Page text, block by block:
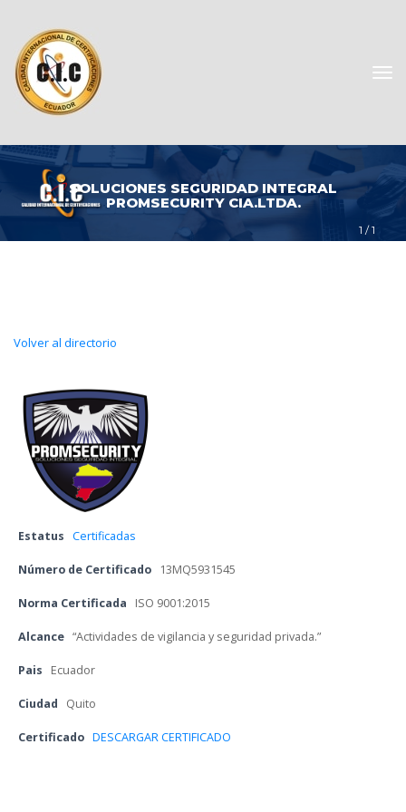
1 / 1
SOLUCIONES SEGURIDAD INTEGRAL
PROMSECURITY CIA.LTDA.
Volver al directorio
Estatu Certificada
Número de Certificado 13MQ5931545
Norma Certificada ISO 9001:2015
Alcance “Actividades de vigilancia y seguridad privada.”
Pai Ecuador
Ciudad Quito
Certificado DESCARGAR CERTIFICADO